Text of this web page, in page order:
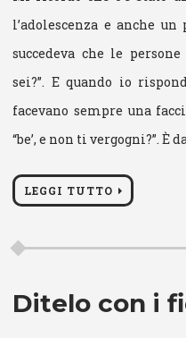
l’adolescenza e anche
succedeva che le
sei?”. E quando io
facevano sempre una
“be’, e non ti vergogni?”. È
LEGGI TUTTO
Ditelo con i